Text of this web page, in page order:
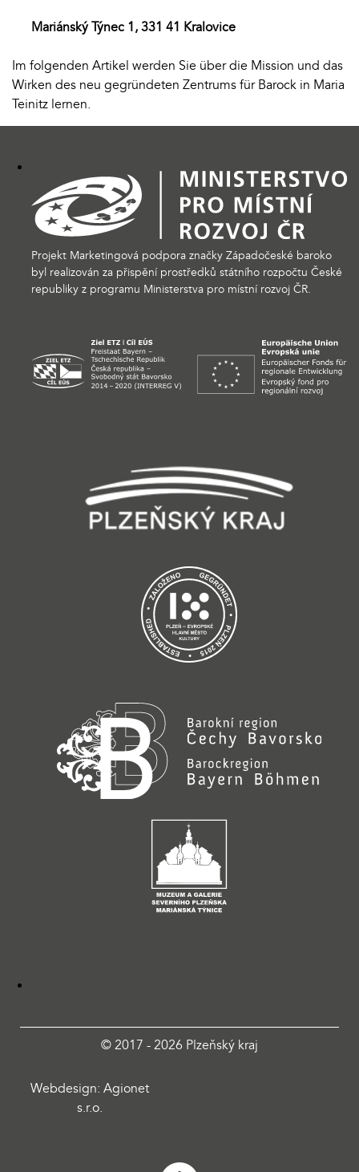
Mariánský Týnec 1, 331 41 Kralovice
Im folgenden Artikel werden Sie über die Mission und das
Wirken des neu gegründeten Zentrums für Barock in Maria
Teinitz lernen.
Projekt Marketingová podpora značky Západočeské baroko
byl realizován za přispění prostředků státního rozpočtu České
republiky z programu Ministerstva pro místní rozvoj ČR.
© 2017 - 2026 Plzeňský kraj
Webdesign: Agionet
s.r.o.